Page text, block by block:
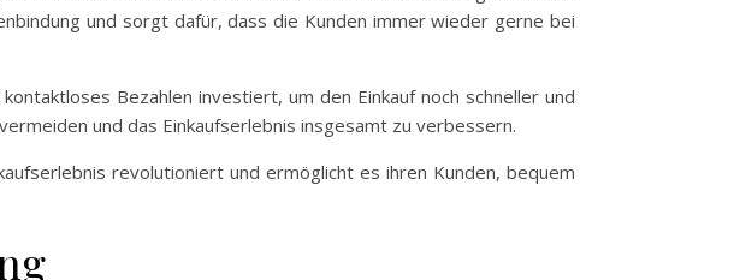
und sorgt dafür, dass die Kunden immer wieder gerne bei
Bezahlen investiert, um den Einkauf noch schneller und
und das Einkaufserlebnis insgesamt zu verbessern.
revolutioniert und ermöglicht es ihren Kunden, bequem